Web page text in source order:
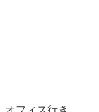
オフィス行き